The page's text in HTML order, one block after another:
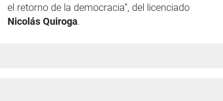
el retorno de la democracia”, del licenciado
Nicolás Quiroga.